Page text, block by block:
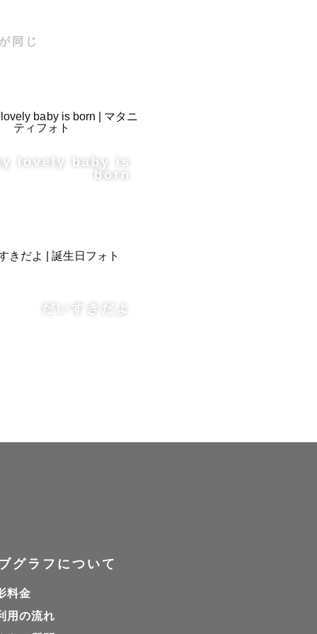
同じ
lovely baby is
born
だいすきだよ
グラフについて
料金
用の流れ